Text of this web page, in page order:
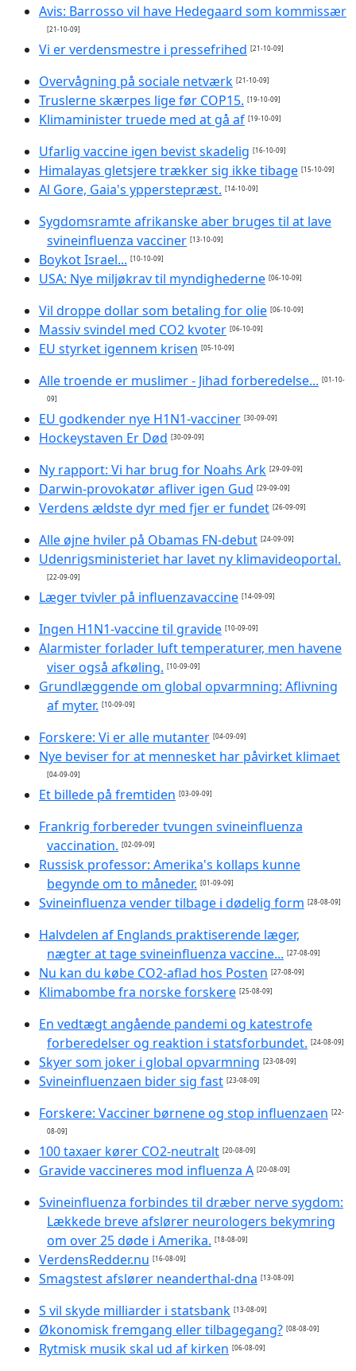
Avis: Barrosso vil have Hedegaard som kommissær
[21-10-09]
Vi er verdensmestre i pressefrihed [21-10-09]
Overvågning på sociale netværk [21-10-09]
Truslerne skærpes lige før COP15. [19-10-09]
Klimaminister truede med at gå af [19-10-09]
Ufarlig vaccine igen bevist skadelig [16-10-09]
Himalayas gletsjere trækker sig ikke tibage [15-10-09]
Al Gore, Gaia's ypperstepræst. [14-10-09]
Sygdomsramte afrikanske aber bruges til at lave
svineinfluenza vacciner [13-10-09]
Boykot Israel... [10-10-09]
USA: Nye miljøkrav til myndighederne [06-10-09]
Vil droppe dollar som betaling for olie [06-10-09]
Massiv svindel med CO2 kvoter [06-10-09]
EU styrket igennem krisen [05-10-09]
Alle troende er muslimer - Jihad forberedelse... [01-10-
09]
EU godkender nye H1N1-vacciner [30-09-09]
Hockeystaven Er Død [30-09-09]
Ny rapport: Vi har brug for Noahs Ark [29-09-09]
Darwin-provokatør afliver igen Gud [29-09-09]
Verdens ældste dyr med fjer er fundet [26-09-09]
Alle øjne hviler på Obamas FN-debut [24-09-09]
Udenrigsministeriet har lavet ny klimavideoportal.
[22-09-09]
Læger tvivler på influenzavaccine [14-09-09]
Ingen H1N1-vaccine til gravide [10-09-09]
Alarmister forlader luft temperaturer, men havene
viser også afkøling. [10-09-09]
Grundlæggende om global opvarmning: Aflivning
af myter. [10-09-09]
Forskere: Vi er alle mutanter [04-09-09]
Nye beviser for at mennesket har påvirket klimaet
[04-09-09]
Et billede på fremtiden [03-09-09]
Frankrig forbereder tvungen svineinfluenza
vaccination. [02-09-09]
Russisk professor: Amerika's kollaps kunne
begynde om to måneder. [01-09-09]
Svineinfluenza vender tilbage i dødelig form [28-08-09]
Halvdelen af Englands praktiserende læger,
nægter at tage svineinfluenza vaccine... [27-08-09]
Nu kan du købe CO2-aflad hos Posten [27-08-09]
Klimabombe fra norske forskere [25-08-09]
En vedtægt angående pandemi og katestrofe
forberedelser og reaktion i statsforbundet. [24-08-09]
Skyer som joker i global opvarmning [23-08-09]
Svineinfluenzaen bider sig fast [23-08-09]
Forskere: Vacciner børnene og stop influenzaen [22-
08-09]
100 taxaer kører CO2-neutralt [20-08-09]
Gravide vaccineres mod influenza A [20-08-09]
Svineinfluenza forbindes til dræber nerve sygdom:
Lækkede breve afslører neurologers bekymring
om over 25 døde i Amerika. [18-08-09]
VerdensRedder.nu [16-08-09]
Smagstest afslører neanderthal-dna [13-08-09]
S vil skyde milliarder i statsbank [13-08-09]
Økonomisk fremgang eller tilbagegang? [08-08-09]
Rytmisk musik skal ud af kirken [06-08-09]